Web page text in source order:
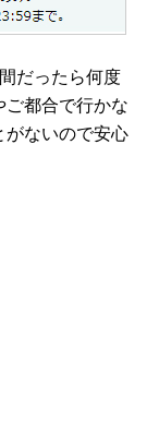
だったら何度
ご都合で行かな
がないので安心